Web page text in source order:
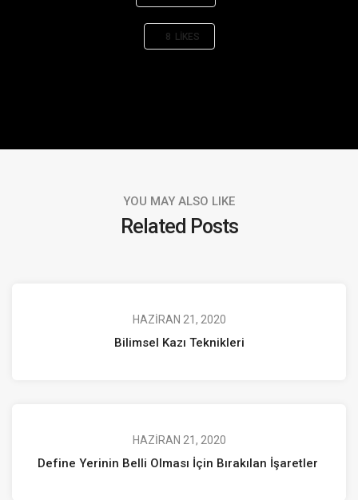
8 LIKES
YOU MAY ALSO LIKE
Related Posts
HAZIRAN 21, 2020
Bilimsel Kazı Teknikleri
HAZIRAN 21, 2020
Define Yerinin Belli Olması İçin Bırakılan İşaretler